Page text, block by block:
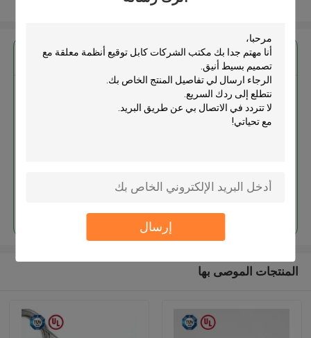
إرسال
احصل على افضل سعر ل
مكتب الشركات كابل توقيع أنظمة
معلقة مع تصميم بسيط أنيق
المنتجات الموصى بها